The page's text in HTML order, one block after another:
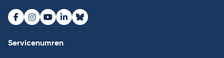
Facebook
Instagram
Youtube
LinkedInBluesky
Servicenumren